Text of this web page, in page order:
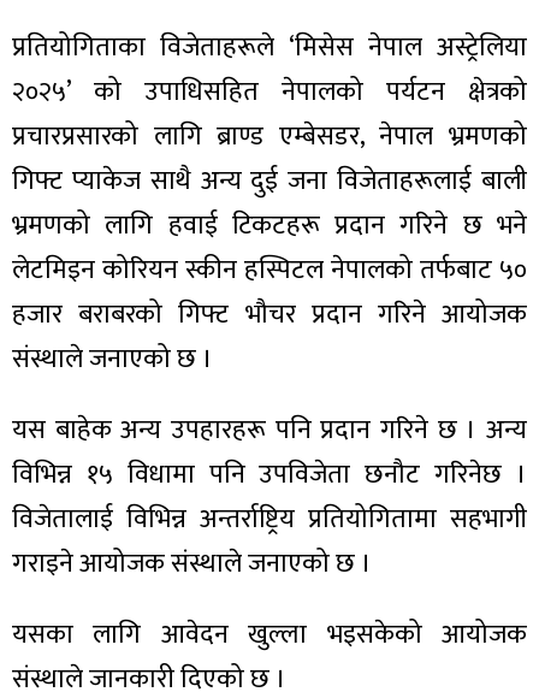
प्रतियोगिताका विजेताहरूले ‘मिसेस नेपाल अस्ट्रेलिया
२०२५’ को उपाधिसहित नेपालको पर्यटन क्षेत्रको
प्रचारप्रसारको लागि ब्राण्ड एम्बेसडर, नेपाल भ्रमणको
गिफ्ट प्याकेज साथै अन्य दुई जना विजेताहरूलाई बाली
भ्रमणको लागि हवाई टिकटहरू प्रदान गरिने छ भने
लेटमिइन कोरियन स्कीन हस्पिटल नेपालको तर्फबाट ५०
हजार बराबरको गिफ्ट भौचर प्रदान गरिने आयोजक
संस्थाले जनाएको छ ।
यस बाहेक अन्य उपहारहरू पनि प्रदान गरिने छ । अन्य
विभिन्न १५ विधामा पनि उपविजेता छनौट गरिनेछ ।
विजेतालाई विभिन्न अन्तर्राष्ट्रिय प्रतियोगितामा सहभागी
गराइने आयोजक संस्थाले जनाएको छ ।
यसका लागि आवेदन खुल्ला भइसकेको आयोजक
संस्थाले जानकारी दिएको छ ।